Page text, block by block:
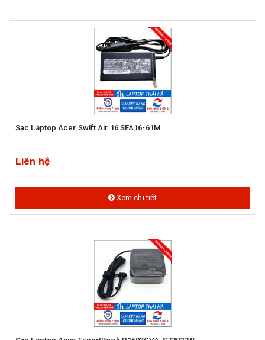
Sạc Laptop Acer Swift Air 16 SFA16-61M
Liên hệ
Xem chi tiết